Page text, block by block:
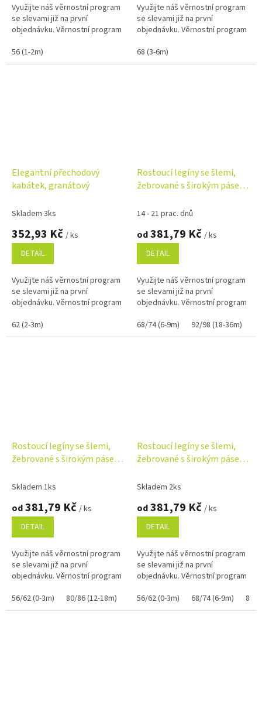
Využijte náš věrnostní program
se slevami již na první
objednávku. Věrnostní program
56 (1-2m)
Využijte náš věrnostní program
se slevami již na první
objednávku. Věrnostní program
68 (3-6m)
Elegantní přechodový
kabátek, granátový
Skladem 3ks
352,93 Kč / ks
DETAIL
Využijte náš věrnostní program
se slevami již na první
objednávku. Věrnostní program
62 (2-3m)
Rostoucí legíny se šlemi,
žebrované s širokým pásem
14 - 21 prac. dnů
od381,79 Kč / ks
DETAIL
Využijte náš věrnostní program
se slevami již na první
objednávku. Věrnostní program
68/74 (6-9m)
92/98 (18-36m)
Rostoucí legíny se šlemi,
žebrované s širokým pásem
Skladem 1ks
od381,79 Kč / ks
DETAIL
Využijte náš věrnostní program
se slevami již na první
objednávku. Věrnostní program
56/62 (0-3m)
80/86 (12-18m) 92/98 (18-36m)
Rostoucí legíny se šlemi,
žebrované s širokým pásem
Skladem 2ks
od381,79 Kč / ks
DETAIL
Využijte náš věrnostní program
se slevami již na první
objednávku. Věrnostní program
56/62 (0-3m)
68/74 (6-9m) 80/